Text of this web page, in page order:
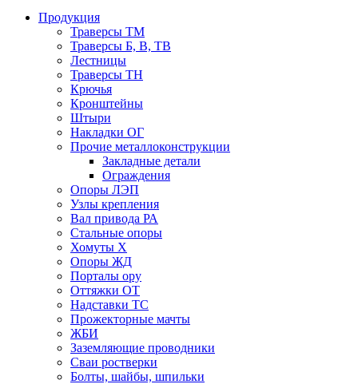
Продукция
Траверсы ТМ
Траверсы Б, В, ТВ
Лестницы
Траверсы ТН
Крючья
Кронштейны
Штыри
Накладки ОГ
Прочие металлоконструкции
Закладные детали
Ограждения
Опоры ЛЭП
Узлы крепления
Вал привода РА
Стальные опоры
Хомуты Х
Опоры ЖД
Порталы ору
Оттяжки ОТ
Надставки ТС
Прожекторные мачты
ЖБИ
Заземляющие проводники
Сваи ростверки
Болты, шайбы, шпильки